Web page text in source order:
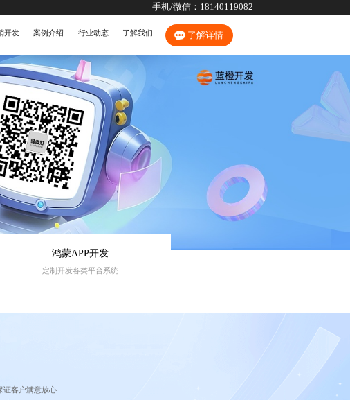
手机/微信： 18140119082
开发 案例介绍 行业动态 了解我们 了解详情
鸿蒙APP开发
定制开发各类平台系统
证客户满意放心